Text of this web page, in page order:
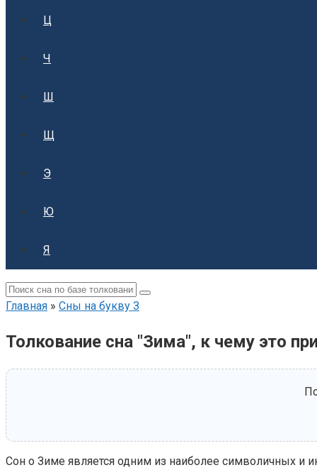
Ц
Ч
Ш
Щ
Э
Ю
Я
Поиск:
Главная » Сны на букву З
Толкование сна "Зима", к чему это
Сон о Зиме является одним из наиболее символичных и